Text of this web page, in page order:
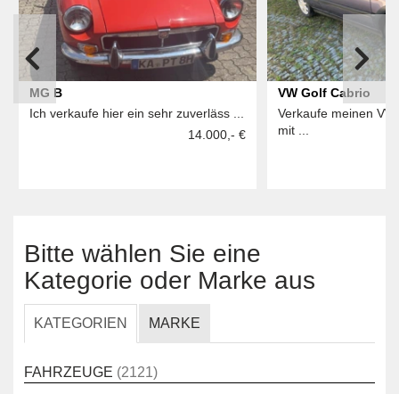
MG B
Ich verkaufe hier ein sehr zuverläss ...
14.000,- €
VW Golf Cabrio
Verkaufe meinen
mit ...
Bitte wählen Sie eine
Kategorie oder Marke aus
KATEGORIEN MARKE
FAHRZEUGE (2121)